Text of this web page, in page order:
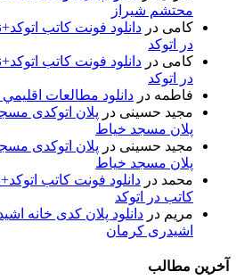
محتشم شیراز
کامی در دانلود فونت کاتب
در اتوکد
کامی در دانلود فونت کاتب
در اتوکد
فاطمه در دانلود مطالعات
مجید حسینی در پلان اتوکدی
پلان مسجد خیاط
مجید حسینی در پلان اتوکدی
پلان مسجد خیاط
محمد در دانلود فونت کاتب
کاتب در اتوکد
مریم در دانلود پلان کدی خانه
اشیدری کرمان
آخرین مطالب